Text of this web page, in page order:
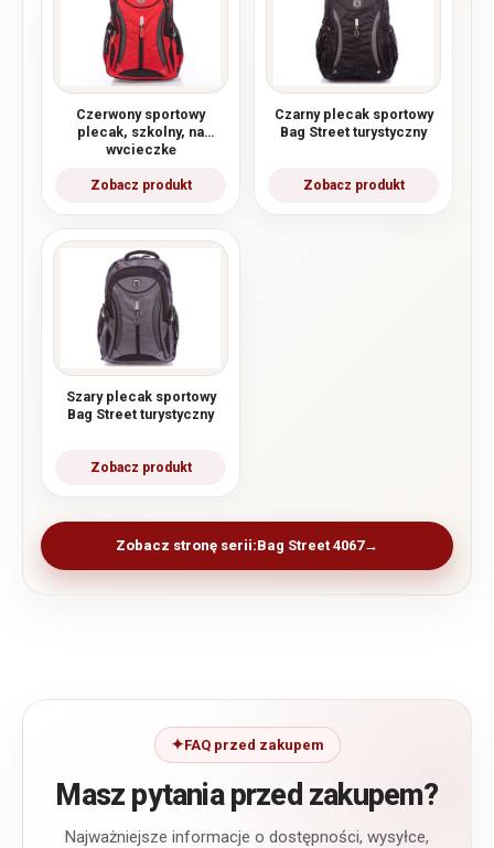
Czerwony sportowy
plecak, szkolny, na
wycieczkę
Czarny plecak sportowy
Bag Street turystyczny
Szary plecak sportowy
Bag Street turystyczny
Zobacz stronę serii:Bag Street 4067
FAQ przed zakupem
Masz pytania przed zakupem?
Najważniejsze informacje o dostępności, wysyłce,